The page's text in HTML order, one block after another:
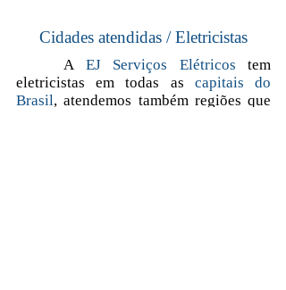
Cidades atendidas / Eletricistas
A EJ Serviços Elétricos tem
eletricistas em todas as capitais do
Brasil, atendemos também regiões que